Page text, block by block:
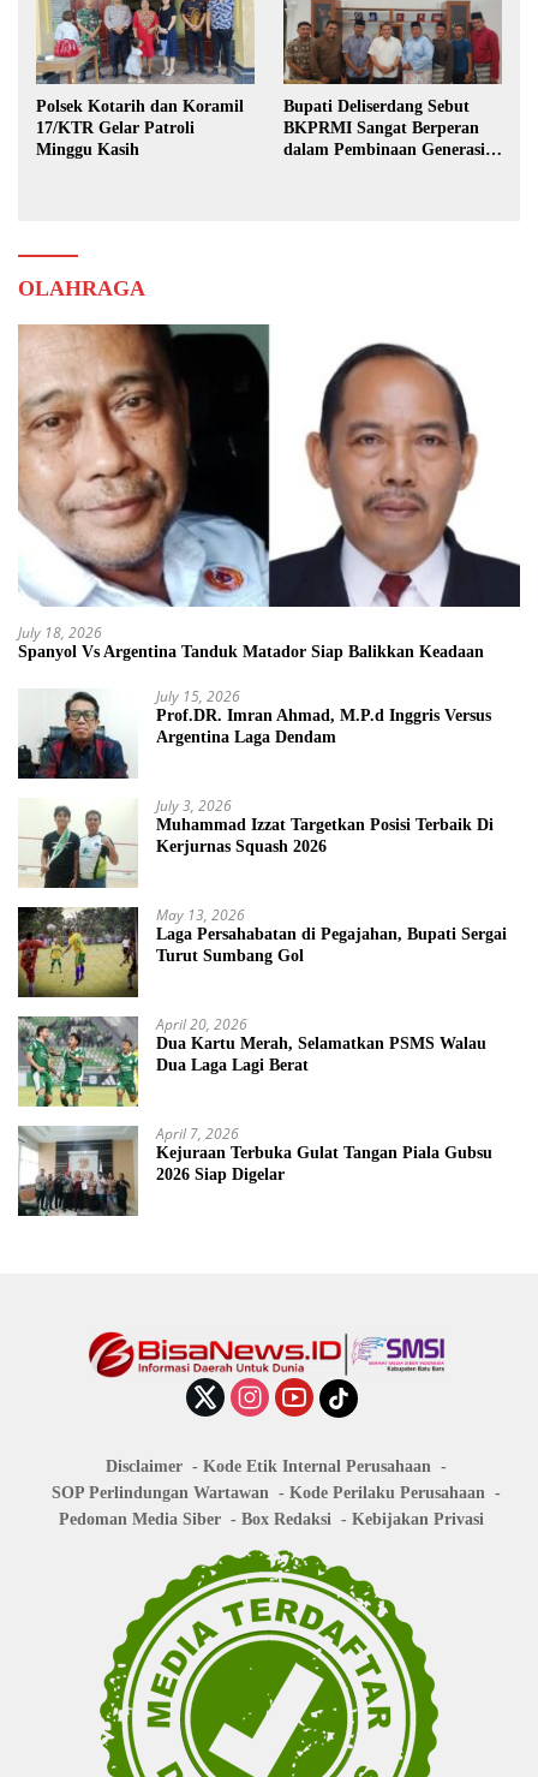
Polsek Kotarih dan Koramil
17/KTR Gelar Patroli
Minggu Kasih
Bupati Deliserdang Sebut
BKPRMI Sangat Berperan
dalam Pembinaan Generasi
OLAHRAGA
July 18, 2026
Spanyol Vs Argentina Tanduk Matador Siap Balikkan Keadaan
July 15, 2026
Prof.DR. Imran Ahmad, M.P.d Inggris Versus
Argentina Laga Dendam
July 3, 2026
Muhammad Izzat Targetkan Posisi Terbaik Di
Kerjurnas Squash 2026
May 13, 2026
Laga Persahabatan di Pegajahan, Bupati Sergai
Turut Sumbang Gol
April 20, 2026
Dua Kartu Merah, Selamatkan PSMS Walau
Dua Laga Lagi Berat
April 7, 2026
Kejuraan Terbuka Gulat Tangan Piala Gubsu
2026 Siap Digelar
Disclaimer
Kode Etik Internal Perusahaan
SOP Perlindungan Wartawan
Kode Perilaku Perusahaan
Pedoman Media Siber
Box Redaksi Kebijakan Privasi